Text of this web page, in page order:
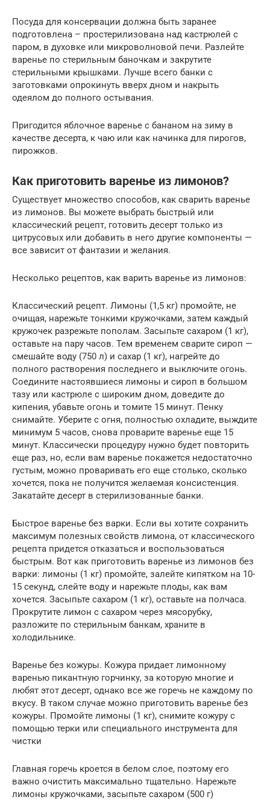
Посуда для консервации должна быть заранее
подготовлена – простерилизована над кастрюлей с
паром, в духовке или микроволновой печи. Разлейте
варенье по стерильным баночкам и закрутите
стерильными крышками. Лучше всего банки с
заготовками опрокинуть вверх дном и накрыть
одеялом до полного остывания.
Пригодится яблочное варенье с бананом на зиму в
качестве десерта, к чаю или как начинка для пирогов,
пирожков.
Как приготовить варенье из лимонов?
Существует множество способов, как сварить варенье
из лимонов. Вы можете выбрать быстрый или
классический рецепт, готовить десерт только из
цитрусовых или добавить в него другие компоненты —
все зависит от фантазии и желания.
Несколько рецептов, как варить варенье из лимонов:
Классический рецепт. Лимоны (1,5 кг) промойте, не
очищая, нарежьте тонкими кружочками, затем каждый
кружочек разрежьте пополам. Засыпьте сахаром (1 кг),
оставьте на пару часов. Тем временем сварите сироп —
смешайте воду (750 л) и сахар (1 кг), нагрейте до
полного растворения последнего и выключите огонь.
Соедините настоявшиеся лимоны и сироп в большом
тазу или кастрюле с широким дном, доведите до
кипения, убавьте огонь и томите 15 минут. Пенку
снимайте. Уберите с огня, полностью охладите, выждите
минимум 5 часов, снова проварите варенье еще 15
минут. Классически процедуру нужно будет повторить
еще раз, но, если вам варенье покажется недостаточно
густым, можно проваривать его еще столько, сколько
хочется, пока не получится желаемая консистенция.
Закатайте десерт в стерилизованные банки.
Быстрое варенье без варки. Если вы хотите сохранить
максимум полезных свойств лимона, от классического
рецепта придется отказаться и воспользоваться
быстрым. Вот как приготовить варенье из лимонов без
варки: лимоны (1 кг) промойте, залейте кипятком на 10-
15 секунд, слейте воду и нарежьте плоды, как вам
хочется. Засыпьте сахаром (1 кг), оставьте на полчаса.
Прокрутите лимон с сахаром через мясорубку,
разложите по стерильным банкам, храните в
холодильнике.
Варенье без кожуры. Кожура придает лимонному
варенью пикантную горчинку, за которую многие и
любят этот десерт, однако все же горечь не каждому по
вкусу. В таком случае можно приготовить варенье без
кожуры. Промойте лимоны (1 кг), снимите кожуру с
помощью терки или специального инструмента для
чистки
Главная горечь кроется в белом слое, поэтому его
важно очистить максимально тщательно. Нарежьте
лимоны кружочками, засыпьте сахаром (500 г)